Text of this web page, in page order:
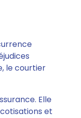
le courtier
Elle
et